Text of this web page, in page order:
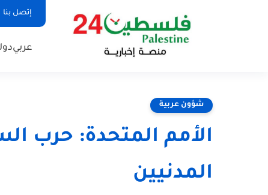
إتصل بنا
عربي
شؤون عربية
الأمم المتحدة: حرب
المدنيين